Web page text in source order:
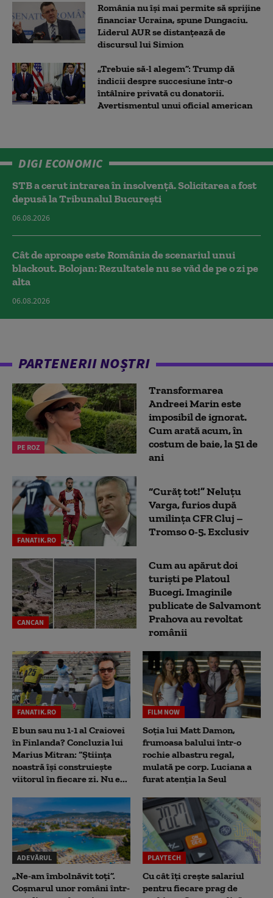
România nu își mai permite să sprijine
financiar Ucraina, spune Dungaciu.
Liderul AUR se distanțează de
discursul lui Simion
„Trebuie să-l alegem”: Trump dă
indicii despre succesiune într-o
întâlnire privată cu donatorii.
Avertismentul unui oficial american
DIGI ECONOMIC
STB a cerut intrarea în insolvență. Solicitarea a fost
depusă la Tribunalul București
06.08.2026
Cât de aproape este România de scenariul unui
blackout. Bolojan: Rezultatele nu se văd de pe o zi pe
alta
06.08.2026
PARTENERII NOȘTRI
PE ROZ
Transformarea
Andreei Marin este
imposibil de ignorat.
Cum arată acum, în
costum de baie, la 51 de
ani
FANATIK.RO
“Curăț tot!” Neluțu
Varga, furios după
umilința CFR Cluj –
Tromso 0-5. Exclusiv
CANCAN
Cum au apărut doi
turiști pe Platoul
Bucegi. Imaginile
publicate de Salvamont
Prahova au revoltat
românii
FANATIK.RO
E bun sau nu 1-1 al Craiovei
în Finlanda? Concluzia lui
Marius Mitran: “Știința
noastră își construiește
viitorul în fiecare zi. Nu e...
FILM NOW
Soția lui Matt Damon,
frumoasa balului într-o
rochie albastru regal,
mulată pe corp. Luciana a
furat atenția la Seul
ADEVĂRUL
„Ne-am îmbolnăvit toți”.
Coșmarul unor români într-
PLAYTECH
Cu cât îți crește salariul
pentru fiecare prag de